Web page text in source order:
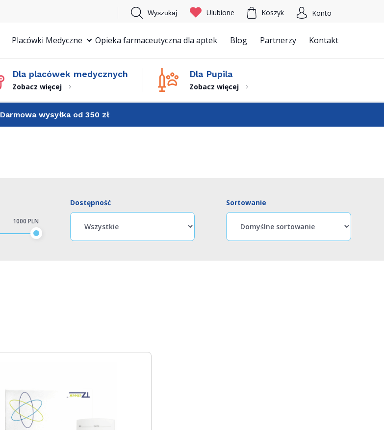
Placówki Medyczne Opieka farmaceutyczna dla aptek Blog Partnerzy Kontakt
Wyszukaj Ulubione Koszyk Konto
Dla placówek medycznych
Zobacz więcej
Dla Pupila
Zobacz więcej
Darmowa wysyłka od 350 zł
1000 PLN
Dostępność Sortowanie